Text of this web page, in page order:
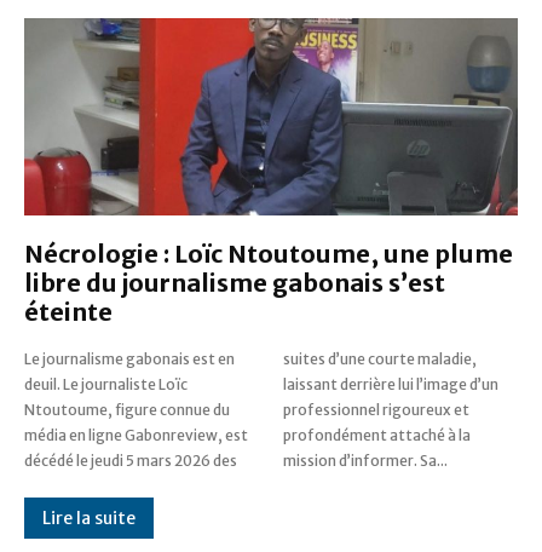
Nécrologie : Loïc Ntoutoume, une plume
libre du journalisme gabonais s’est
éteinte
Le journalisme gabonais est en
deuil. Le journaliste Loïc
Ntoutoume, figure connue du
média en ligne Gabonreview, est
décédé le jeudi 5 mars 2026 des
suites d’une courte maladie,
laissant derrière lui l’image d’un
professionnel rigoureux et
profondément attaché à la
mission d’informer. Sa...
Lire la suite